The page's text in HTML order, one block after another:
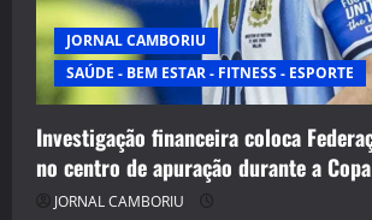
JORNAL CAMBORIU
SAÚDE - BEM ESTAR - FITNESS - ESPORTE
Investigação financeira coloca
no centro de apuração durante a
JORNAL CAMBORIU